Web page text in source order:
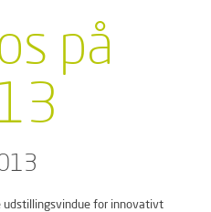
på
udstillingsvindue for innovativt